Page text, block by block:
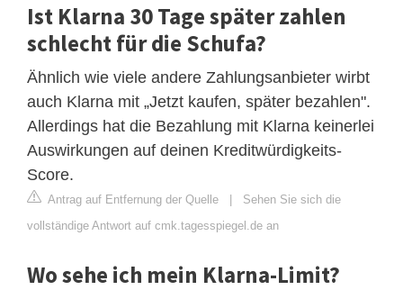
Ist Klarna 30 Tage später zahlen
schlecht für die Schufa?
Ähnlich wie viele andere Zahlungsanbieter wirbt
auch Klarna mit „Jetzt kaufen, später bezahlen".
Allerdings hat die Bezahlung mit Klarna keinerlei
Auswirkungen auf deinen Kreditwürdigkeits-
Score.
Antrag auf Entfernung der Quelle | Sehen Sie sich die
vollständige Antwort auf cmk.tagesspiegel.de an
Wo sehe ich mein Klarna-Limit?